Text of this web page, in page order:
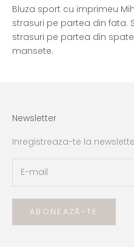
Bluza sport cu imprimeu
strasuri pe partea din fata.
strasuri pe partea din
mansete.
Newsletter
Inregistreaza-te la
ABONEAZĂ-TE